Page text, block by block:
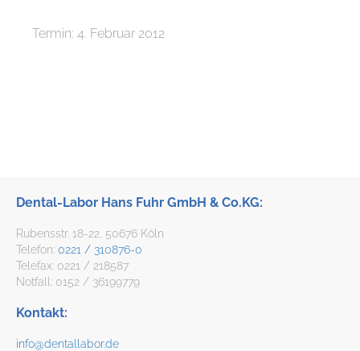
Termin: 4. Februar 2012
Dental-Labor Hans Fuhr GmbH & Co.KG:
Rubensstr. 18-22, 50676 Köln
Telefon: 0221 / 310876-0
Telefax: 0221 / 218587
Notfall: 0152 / 36199779
Kontakt:
info@dentallabor.de